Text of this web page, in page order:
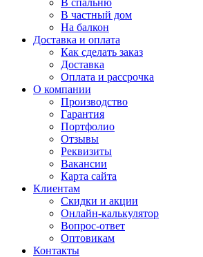
В спальню
В частный дом
На балкон
Доставка и оплата
Как сделать заказ
Доставка
Оплата и рассрочка
О компании
Производство
Гарантия
Портфолио
Отзывы
Реквизиты
Вакансии
Карта сайта
Клиентам
Скидки и акции
Онлайн-калькулятор
Вопрос-ответ
Оптовикам
Контакты